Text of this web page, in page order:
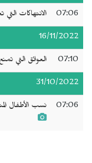
07:06 الانتهاكات
16/11/2022
07:10 العوائق التي
31/10/2022
07:06 نسب الأطفال